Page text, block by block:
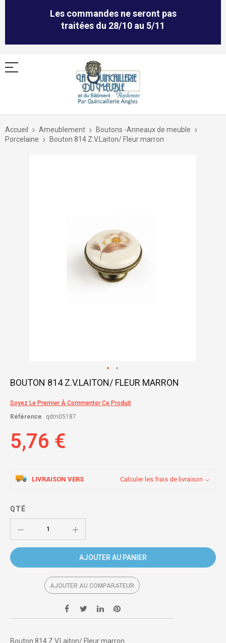
Les commandes ne seront pas
traitées du 28/10 au 5/11
Allez
contenu
Accueil Ameublement
Boutons -Anneaux de meuble
Porcelaine
Bouton 814 Z.V.Laiton/ Fleur marron
Skip
beginning
of
images
gallery
BOUTON 814 Z.V.LAITON/ FLEUR MARRON
Soyez Le Premier À Commenter Ce Produit
Référence
qdm05187
5,76 €
LIVRAISON VERS Calculer les frais de livraison
QTÉ
AJOUTER AU PANIER
AJOUTER AU COMPARATEUR
Bouton 814 Z.V.Laiton/ Fleur marron